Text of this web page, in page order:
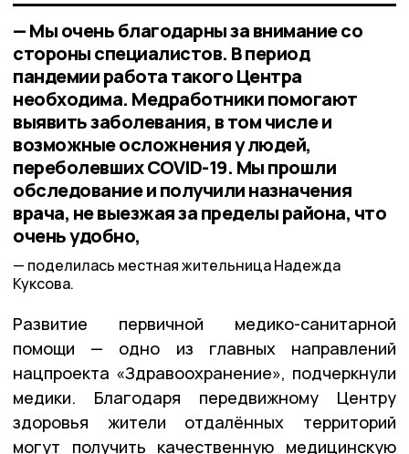
— Мы очень благодарны за внимание со
стороны специалистов. В период
пандемии работа такого Центра
необходима. Медработники помогают
выявить заболевания, в том числе и
возможные осложнения у людей,
переболевших COVID-19. Мы прошли
обследование и получили назначения
врача, не выезжая за пределы района, что
очень удобно,
поделилась местная жительница Надежда
Куксова.
Развитие первичной медико-санитарной
помощи — одно из главных направлений
нацпроекта «Здравоохранение», подчеркнули
медики. Благодаря передвижному Центру
здоровья жители отдалённых территорий
могут получить качественную медицинскую